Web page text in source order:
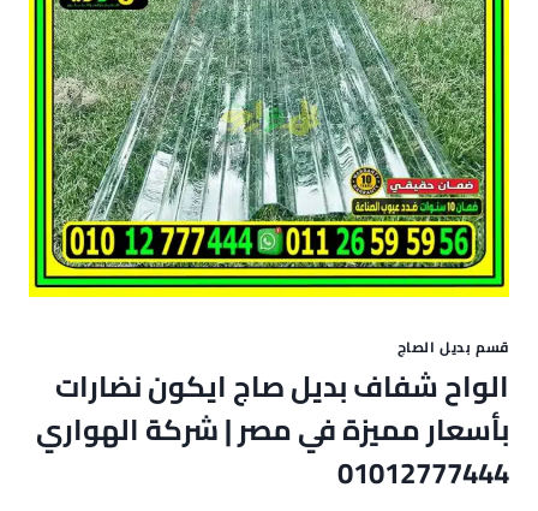
قسم بديل الصاج
الواح شفاف بديل صاج ايكون نضارات
بأسعار مميزة في مصر | شركة الهواري
01012777444